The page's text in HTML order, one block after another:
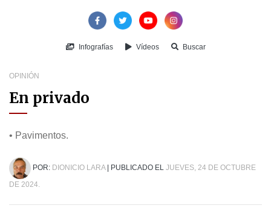
Infografías Vídeos Buscar
OPINIÓN
En privado
• Pavimentos.
POR: DIONICIO LARA| PUBLICADO EL JUEVES, 24 DE OCTUBRE
DE 2024.